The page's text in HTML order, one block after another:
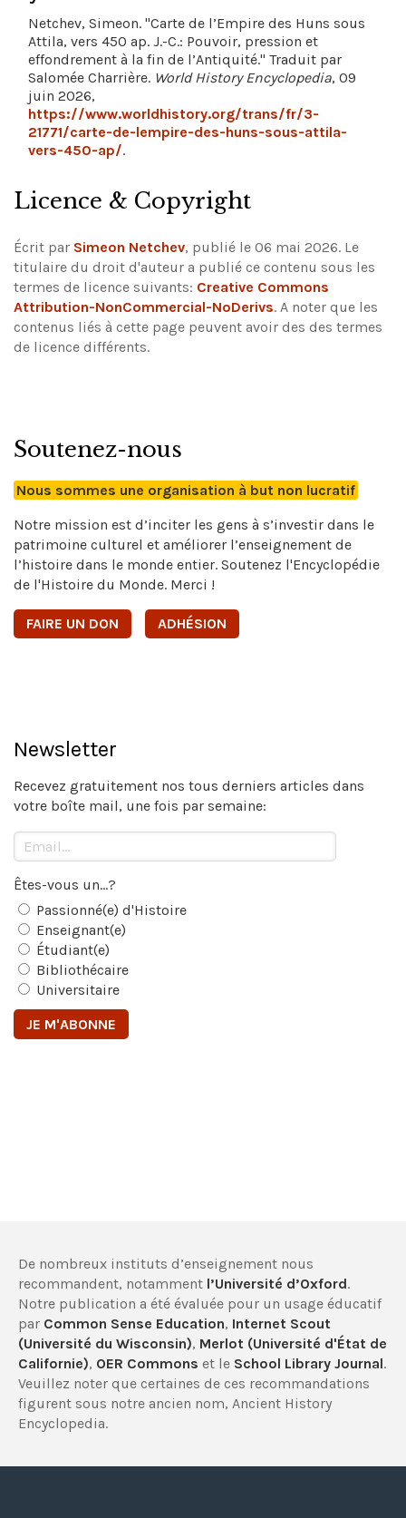
Netchev, Simeon. "Carte de l’Empire des Huns sous
Attila, vers 450 ap. J.-C.: Pouvoir, pression et
effondrement à la fin de l’Antiquité." Traduit par
Salomée Charrière. World History Encyclopedia, 09
juin 2026,
https://www.worldhistory.org/trans/fr/3-
21771/carte-de-lempire-des-huns-sous-attila-
vers-450-ap/.
Licence & Copyright
Écrit par Simeon Netchev, publié le 06 mai 2026. Le
titulaire du droit d'auteur a publié ce contenu sous les
termes de licence suivants: Creative Commons
Attribution-NonCommercial-NoDerivs. A noter que les
contenus liés à cette page peuvent avoir des des termes
de licence différents.
Soutenez-nous
Nous sommes une organisation à but non lucratif
Notre mission est d’inciter les gens à s’investir dans le
patrimoine culturel et améliorer l’enseignement de
l’histoire dans le monde entier. Soutenez l'Encyclopédie
de l'Histoire du Monde. Merci !
FAIRE UN DON ADHÉSION
Newsletter
Recevez gratuitement nos tous derniers articles dans
votre boîte mail, une fois par semaine:
Êtes-vous un...?
Passionné(e) d'Histoire
Enseignant(e)
Étudiant(e)
Bibliothécaire
Universitaire
De nombreux instituts d’enseignement nous
recommandent, notamment l’Université d’Oxford.
Notre publication a été évaluée pour un usage éducatif
par Common Sense Education, Internet Scout
(Université du Wisconsin), Merlot (Université d'État de
Californie), OER Commons et le School Library Journal.
Veuillez noter que certaines de ces recommandations
figurent sous notre ancien nom, Ancient History
Encyclopedia.